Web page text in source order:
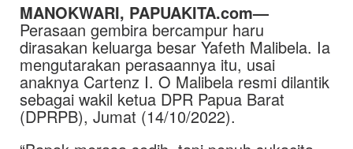
MANOKWARI, PAPUAKITA.com—
Perasaan gembira bercampur haru
dirasakan keluarga besar Yafeth Malibela. Ia
mengutarakan perasaannya itu, usai
anaknya Cartenz I. O Malibela resmi dilantik
sebagai wakil ketua DPR Papua Barat
(DPRPB), Jumat (14/10/2022).